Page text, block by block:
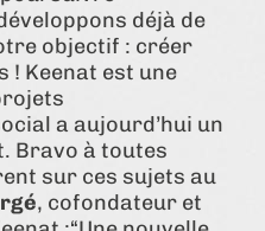
déjà de
objectif : créer
! Keenat est une
a aujourd’hui un
Bravo à toutes
sur ces sujets au
, cofondateur et